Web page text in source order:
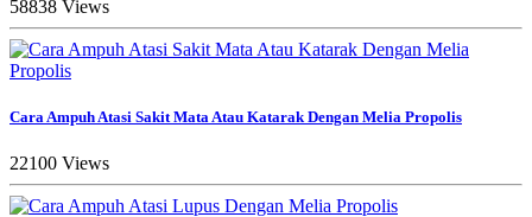
58838 Views
Cara Ampuh Atasi Sakit Mata Atau Katarak Dengan Melia Propolis
22100 Views